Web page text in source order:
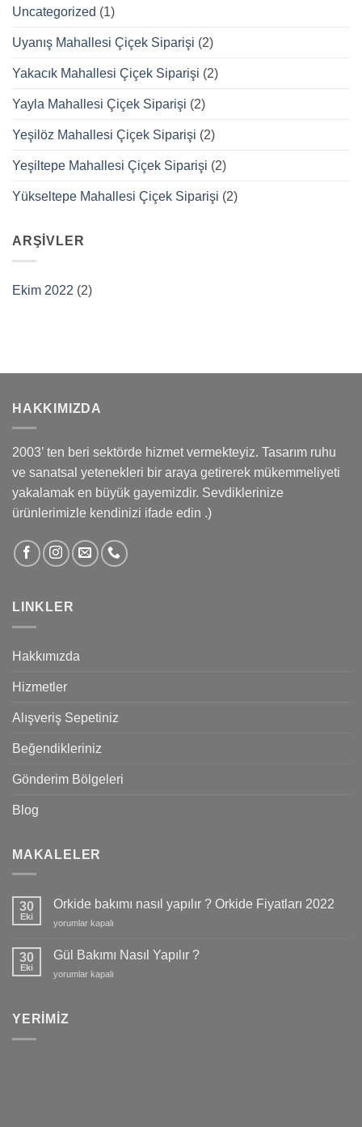
Uncategorized (1)
Uyanış Mahallesi Çiçek Siparişi (2)
Yakacık Mahallesi Çiçek Siparişi (2)
Yayla Mahallesi Çiçek Siparişi (2)
Yeşilöz Mahallesi Çiçek Siparişi (2)
Yeşiltepe Mahallesi Çiçek Siparişi (2)
Yükseltepe Mahallesi Çiçek Siparişi (2)
ARŞIVLER
Ekim 2022 (2)
HAKKIMIZDA
2003’ ten beri sektörde hizmet vermekteyiz. Tasarım ruhu
ve sanatsal yetenekleri bir araya getirerek mükemmeliyeti
yakalamak en büyük gayemizdir. Sevdiklerinize
ürünlerimizle kendinizi ifade edin .)
LINKLER
Hakkımızda
Hizmetler
Alışveriş Sepetiniz
Beğendikleriniz
Gönderim Bölgeleri
Blog
MAKALELER
30
Eki
Orkide bakımı nasıl yapılır ? Orkide Fiyatları 2022
Orkide
nasıl
?
2022
yorumlar kapalı
30
Eki
Gül Bakımı Nasıl Yapılır ?
Gül
Yapılır
yorumlar kapalı
YERIMIZ